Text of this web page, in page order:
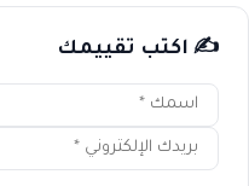
✍️ اكتب تقييمك